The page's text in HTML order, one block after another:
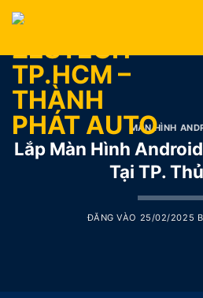
Bỏ
qua
dung
MÀN HÌNH
Lắp Màn Hình
Tại TP.
ĐĂNG VÀO 25/02/2025